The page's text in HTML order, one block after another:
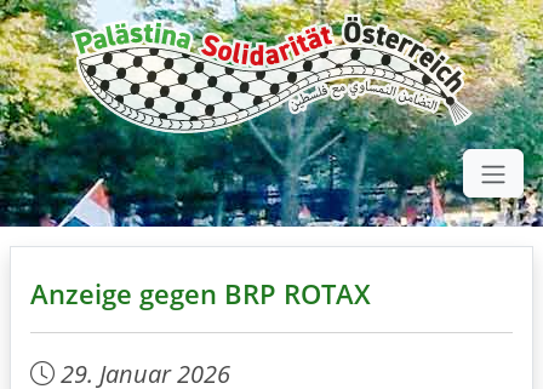
Anzeige gegen BRP ROTAX
29. Januar 2026